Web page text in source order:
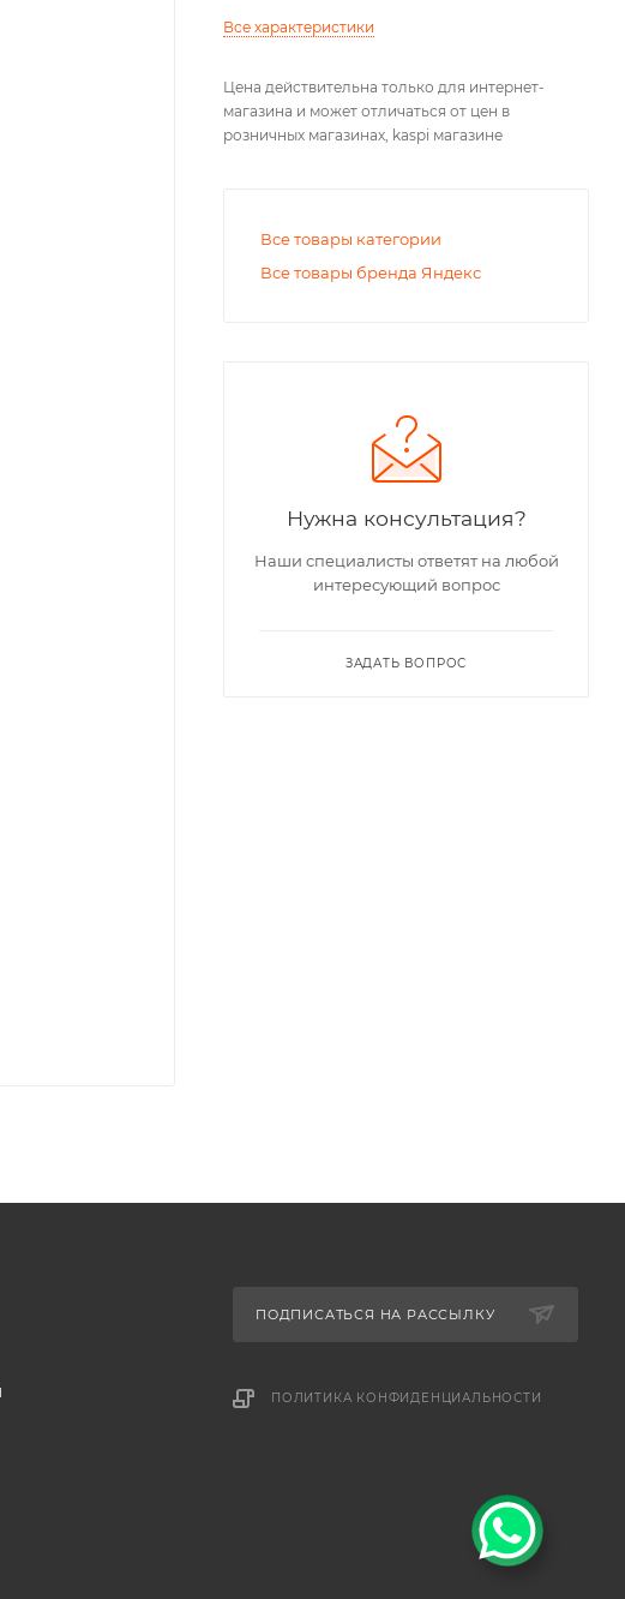
Все характеристики
Цена действительна только для интернет-
магазина и может отличаться от цен в
розничных магазинах, kaspi магазине
Все товары категории
Все товары бренда Яндекс
Нужна консультация?
Наши специалисты ответят на любой
интересующий вопрос
ЗАДАТЬ ВОПРОС
ПОДПИСАТЬСЯ НА РАССЫЛКУ
ПОЛИТИКА КОНФИДЕНЦИАЛЬНОСТИ